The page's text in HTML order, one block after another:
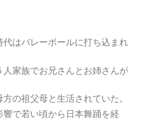
代はバレーボールに打ち込まれ
人家族でお兄さんとお姉さんが
の祖父母と生活されていた。
響で若い頃から日本舞踊を経